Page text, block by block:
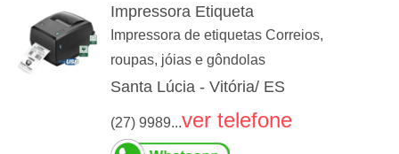
Impressora Etiqueta
Impressora de etiquetas Correios,
roupas, jóias e gôndolas
Santa Lúcia - Vitória/ ES
(27) 9989...ver telefone